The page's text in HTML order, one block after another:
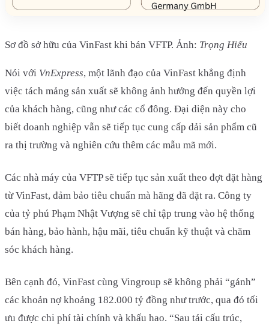
Sơ đồ sở hữu của VinFast khi bán VFTP. Ảnh: Trọng Hiếu
Nói với VnExpress, một lãnh đạo của VinFast khẳng định
việc tách mảng sản xuất sẽ không ảnh hưởng đến quyền lợi
của khách hàng, cũng như các cổ đông. Đại diện này cho
biết doanh nghiệp vẫn sẽ tiếp tục cung cấp dải sản phẩm cũ
ra thị trường và nghiên cứu thêm các mẫu mã mới.
Các nhà máy của VFTP sẽ tiếp tục sản xuất theo đợt đặt hàng
từ VinFast, đảm bảo tiêu chuẩn mà hãng đã đặt ra. Công ty
của tỷ phú Phạm Nhật Vượng sẽ chỉ tập trung vào hệ thống
bán hàng, bảo hành, hậu mãi, tiêu chuẩn kỹ thuật và chăm
sóc khách hàng.
Bên cạnh đó, VinFast cùng Vingroup sẽ không phải “gánh”
các khoản nợ khoảng 182.000 tỷ đồng như trước, qua đó tối
ưu được chi phí tài chính và khấu hao. “Sau tái cấu trúc,